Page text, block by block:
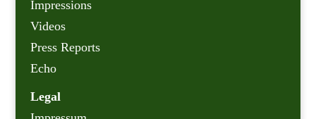
Impressions
Videos
Press Reports
Echo
Legal